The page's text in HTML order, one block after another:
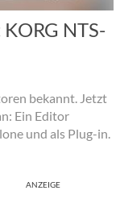
NTS-
bekannt. Jetzt
Ein Editor
und als Plug-in.
ANZEIGE